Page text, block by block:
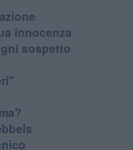
innocenza
sospetto